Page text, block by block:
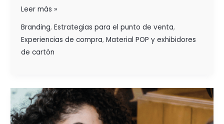
Leer más »
Branding, Estrategias para el punto de venta,
Experiencias de compra, Material POP y exhibidores
de cartón
LA
CONFIANZA
EN